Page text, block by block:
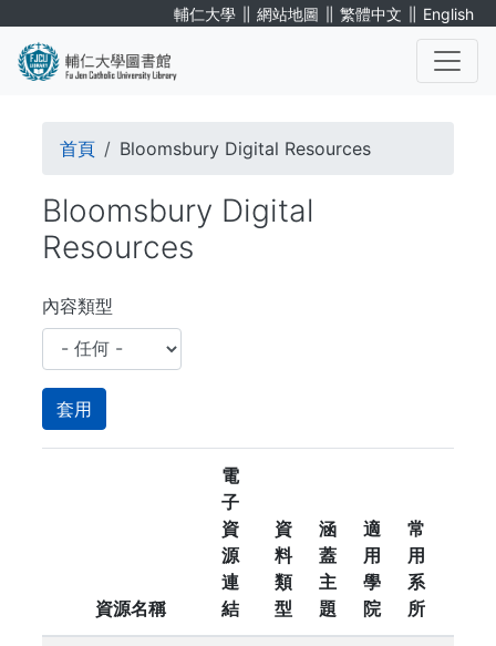
輔仁大學 ∥ 網站地圖 ∥ 繁體中文 ∥ English
導
連
結
首頁 Bloomsbury Digital Resources
Bloomsbury Digital
Resources
內容類型
資源名稱
電
子
資
源
連
結
資
料
類
型
涵
蓋
主
題
適
用
學
院
常
用
系
所